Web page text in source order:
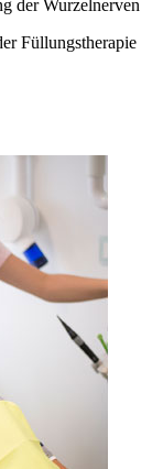
der Wurzelnerven
Füllungstherapie